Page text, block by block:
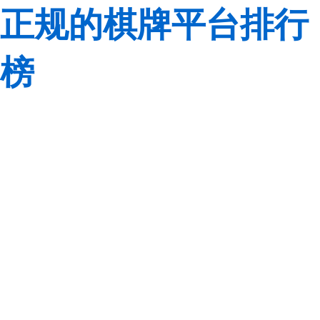
正规的棋牌平台排行
榜